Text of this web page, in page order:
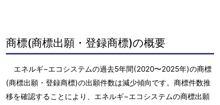
商標(商標出願・登録商標)の概要
エネルギ−エコシステムの過去5年間(2020〜2025年)の商標
(商標出願・登録商標)の出願件数は減少傾向です。商標件数推
移を確認することにより、エネルギ−エコシステムの商標出願